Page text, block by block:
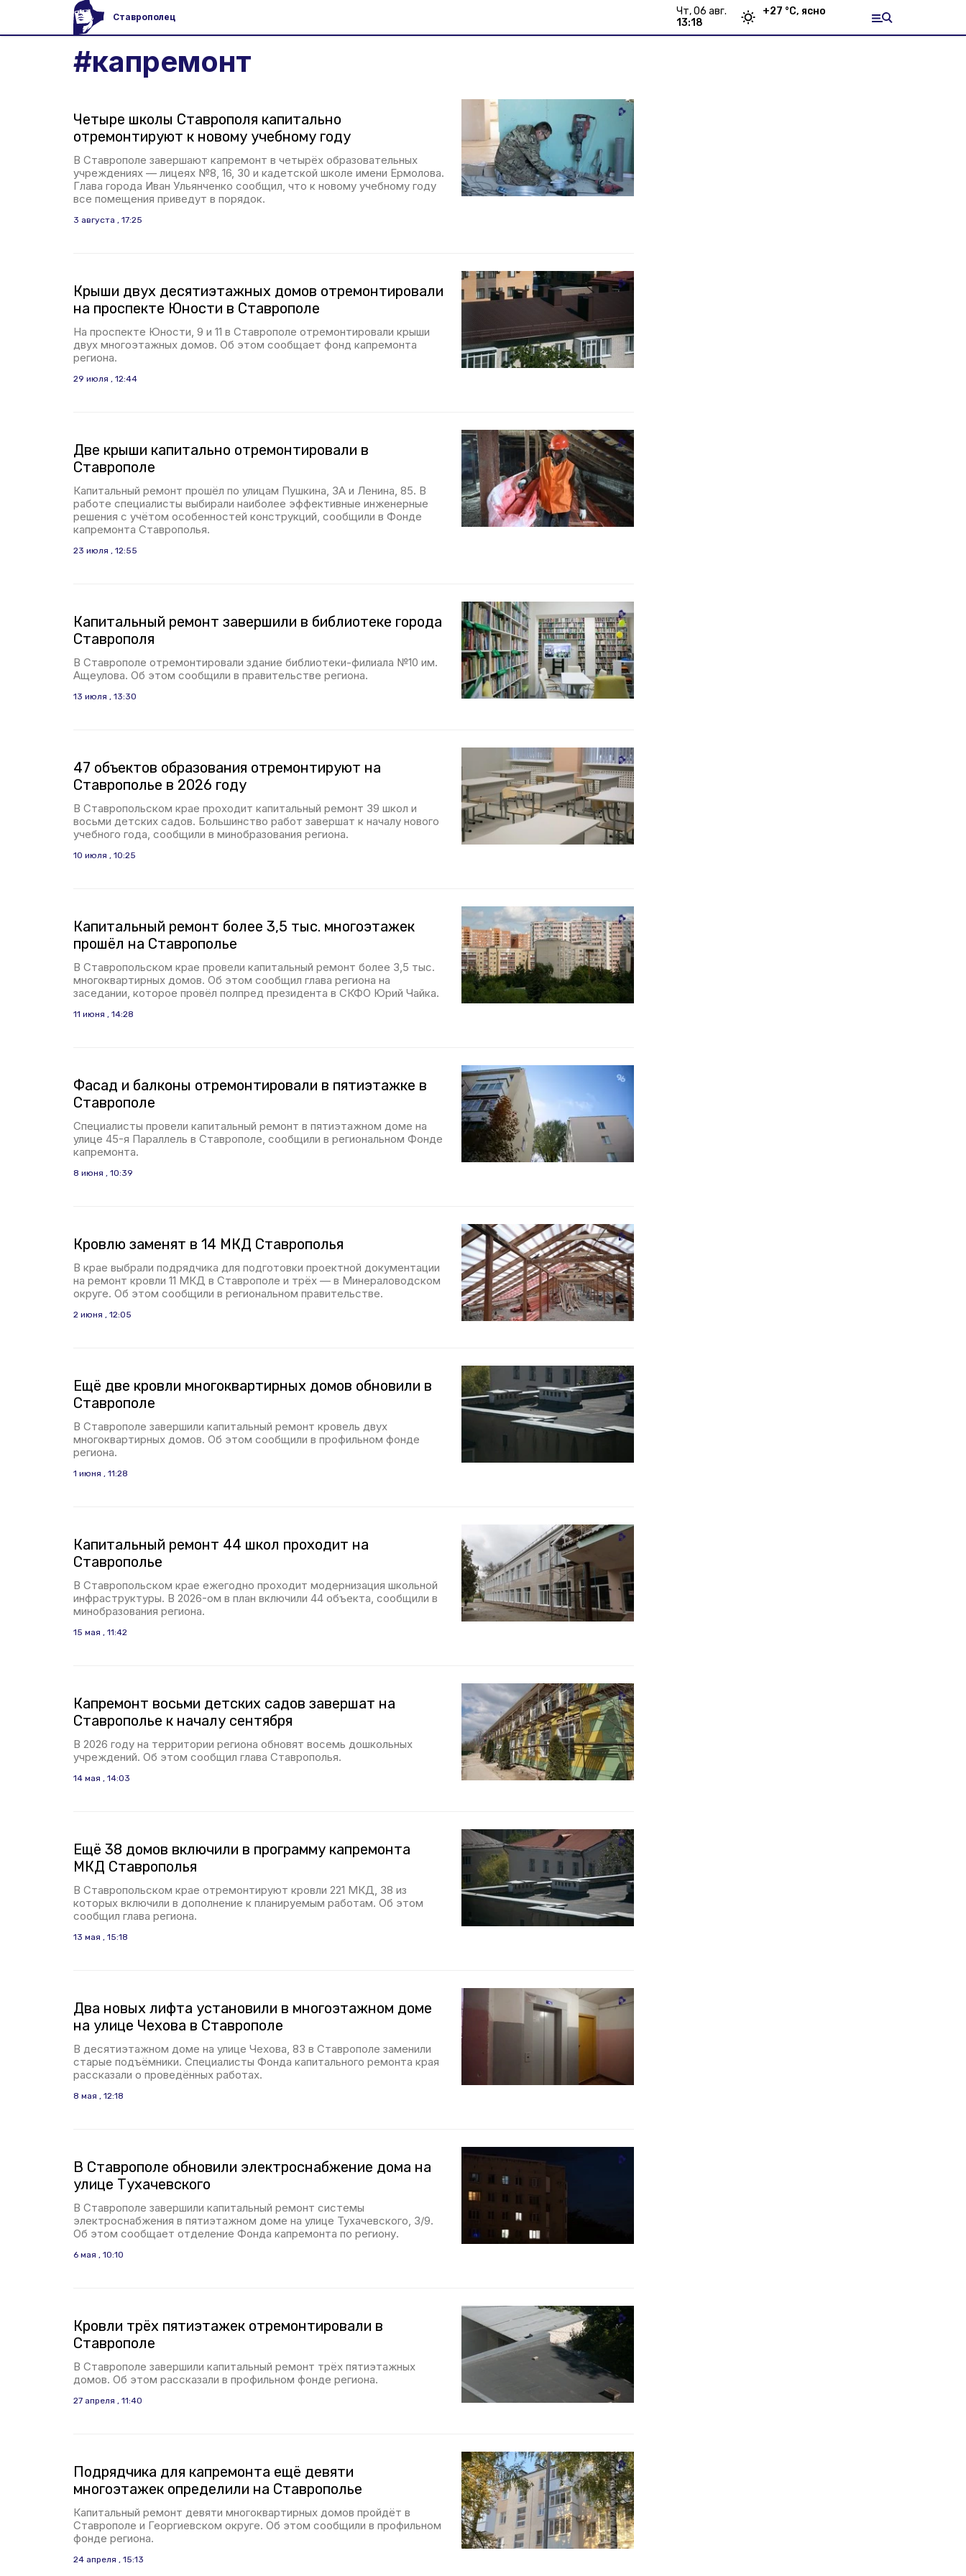
Ставрополец
чт, 06 авг.
13:18
+27 °С, ясно
#капремонт
Четыре школы Ставрополя капитально
отремонтируют к новому учебному году
В Ставрополе завершают капремонт в четырёх образовательных
учреждениях — лицеях №8, 16, 30 и кадетской школе имени Ермолова.
Глава города Иван Ульянченко сообщил, что к новому учебному году
все помещения приведут в порядок.
3 августа , 17:25
Крыши двух десятиэтажных домов отремонтировали
на проспекте Юности в Ставрополе
На проспекте Юности, 9 и 11 в Ставрополе отремонтировали крыши
двух многоэтажных домов. Об этом сообщает фонд капремонта
региона.
29 июля , 12:44
Две крыши капитально отремонтировали в
Ставрополе
Капитальный ремонт прошёл по улицам Пушкина, 3А и Ленина, 85. В
работе специалисты выбирали наиболее эффективные инженерные
решения с учётом особенностей конструкций, сообщили в Фонде
капремонта Ставрополья.
23 июля , 12:55
Капитальный ремонт завершили в библиотеке города
Ставрополя
В Ставрополе отремонтировали здание библиотеки-филиала №10 им.
Ащеулова. Об этом сообщили в правительстве региона.
13 июля , 13:30
47 объектов образования отремонтируют на
Ставрополье в 2026 году
В Ставропольском крае проходит капитальный ремонт 39 школ и
восьми детских садов. Большинство работ завершат к началу нового
учебного года, сообщили в минобразования региона.
10 июля , 10:25
Капитальный ремонт более 3,5 тыс. многоэтажек
прошёл на Ставрополье
В Ставропольском крае провели капитальный ремонт более 3,5 тыс.
многоквартирных домов. Об этом сообщил глава региона на
заседании, которое провёл полпред президента в СКФО Юрий Чайка.
11 июня , 14:28
Фасад и балконы отремонтировали в пятиэтажке в
Ставрополе
Специалисты провели капитальный ремонт в пятиэтажном доме на
улице 45-я Параллель в Ставрополе, сообщили в региональном Фонде
капремонта.
8 июня , 10:39
Кровлю заменят в 14 МКД Ставрополья
В крае выбрали подрядчика для подготовки проектной документации
на ремонт кровли 11 МКД в Ставрополе и трёх — в Минераловодском
округе. Об этом сообщили в региональном правительстве.
2 июня , 12:05
Ещё две кровли многоквартирных домов обновили в
Ставрополе
В Ставрополе завершили капитальный ремонт кровель двух
многоквартирных домов. Об этом сообщили в профильном фонде
региона.
1 июня , 11:28
Капитальный ремонт 44 школ проходит на
Ставрополье
В Ставропольском крае ежегодно проходит модернизация школьной
инфраструктуры. В 2026-ом в план включили 44 объекта, сообщили в
минобразования региона.
15 мая , 11:42
Капремонт восьми детских садов завершат на
Ставрополье к началу сентября
В 2026 году на территории региона обновят восемь дошкольных
учреждений. Об этом сообщил глава Ставрополья.
14 мая , 14:03
Ещё 38 домов включили в программу капремонта
МКД Ставрополья
В Ставропольском крае отремонтируют кровли 221 МКД, 38 из
которых включили в дополнение к планируемым работам. Об этом
сообщил глава региона.
13 мая , 15:18
Два новых лифта установили в многоэтажном доме
на улице Чехова в Ставрополе
В десятиэтажном доме на улице Чехова, 83 в Ставрополе заменили
старые подъёмники. Специалисты Фонда капитального ремонта края
рассказали о проведённых работах.
8 мая , 12:18
В Ставрополе обновили электроснабжение дома на
улице Тухачевского
В Ставрополе завершили капитальный ремонт системы
электроснабжения в пятиэтажном доме на улице Тухачевского, 3/9.
Об этом сообщает отделение Фонда капремонта по региону.
6 мая , 10:10
Кровли трёх пятиэтажек отремонтировали в
Ставрополе
В Ставрополе завершили капитальный ремонт трёх пятиэтажных
домов. Об этом рассказали в профильном фонде региона.
27 апреля , 11:40
Подрядчика для капремонта ещё девяти
многоэтажек определили на Ставрополье
Капитальный ремонт девяти многоквартирных домов пройдёт в
Ставрополе и Георгиевском округе. Об этом сообщили в профильном
фонде региона.
24 апреля , 15:13